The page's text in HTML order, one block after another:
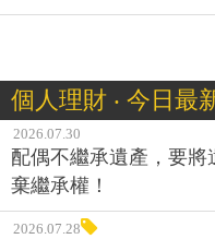
個人理財 ‧ 今日最
2026.07.30
配偶不繼承遺產，要
棄繼承權！
2026.07.28